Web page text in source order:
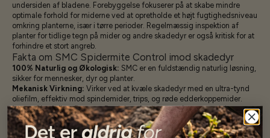
undersiden af bladene. Forebyggelse fokuserer på at skabe mindre
optimale forhold for miderne ved at opretholde et højt fugtighedsniveau
omkring planterne, især i tørre perioder. Regelmæssig inspektion af
planter for tidlige tegn på mider og andre skadedyr er også kritisk for at
forhindre et stort angreb.
Fakta om SMC Spidermite Control imod skadedyr
100% Naturlig og Økologisk: SMC er en fuldstændig naturlig løsning,
sikker for mennesker, dyr og planter.
Mekanisk Virkning: Virker ved at kvæle skadedyr med en ultra-tynd
oliefilm, effektiv mod spindemider, trips, og røde edderkoppemider.
Ingen Skadelige Rester:Produktet fordamper efter anvendelse,
efterlader ingen skadelige kemikalier.
Gavnlige Insekter Uforstyrret:Har ingen negativ effekt på gavnlige